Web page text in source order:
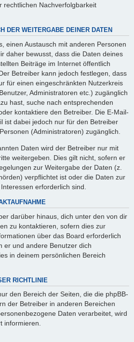
rechtlichen Nachverfolgbarkeit
DER WEITERGABE DEINER DATEN
einen Austausch mit anderen Personen
daher bewusst, dass die Daten deines
Beiträge im Internet öffentlich
Betreiber kann jedoch festlegen, dass
für einen eingeschränkten Nutzerkreis
Administratoren etc.) zugänglich
hast, suche nach entsprechenden
kontaktiere den Betreiber. Die E-Mail-
ist dabei jedoch nur für den Betreiber
(Administratoren) zugänglich.
Daten wird der Betreiber nur mit
weitergeben. Dies gilt nicht, sofern er
zur Weitergabe der Daten (z.
verpflichtet ist oder die Daten zur
erforderlich sind.
darüber hinaus, dich unter den von dir
zu kontaktieren, sofern dies zur
über das Board erforderlich
er und andere Benutzer dich
in deinem persönlichen Bereich
RICHTLINIE
den Bereich der Seiten, die die phpBB-
der Betreiber in anderen Bereichen
Daten verarbeitet, wird
informieren.